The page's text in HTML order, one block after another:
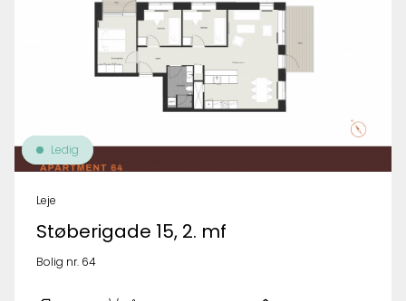
Ledig
Leje
Støberigade 15, 2. mf
Bolig nr. 64